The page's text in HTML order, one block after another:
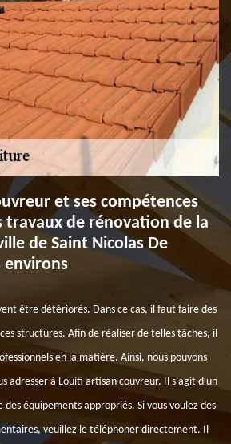
et ses compétences
travaux de rénovation de la
de Saint Nicolas De
environs
être détériorés. Dans ce cas, il faut faire des
structures. Afin de réaliser de telles tâches, il
en la matière. Ainsi, nous pouvons
adresser à Louiti artisan couvreur. Il s'agit d'un
équipements appropriés. Si vous voulez des
veuillez le téléphoner directement. Il